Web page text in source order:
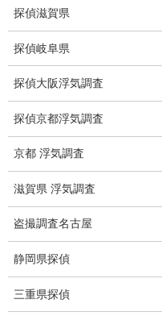
※弊社から24時間以内に返信
お願いいたします。
カ
ブログ (496)
お知らせ (1)
探偵滋賀県
探偵岐阜県
探偵大阪浮気調査
探偵京都浮気調査
京都 浮気調査
滋賀県 浮気調査
盗撮調査名古屋
静岡県探偵
三重県探偵